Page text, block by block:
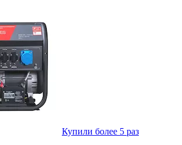
Купили более 5 раз